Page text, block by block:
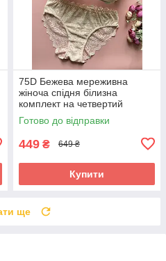
75D Бежева мереживна
жіноча спідня білизна
комплект на четвертий
розмір грудей
Готово до відправки
449 ₴ 649 ₴
Купити
ще